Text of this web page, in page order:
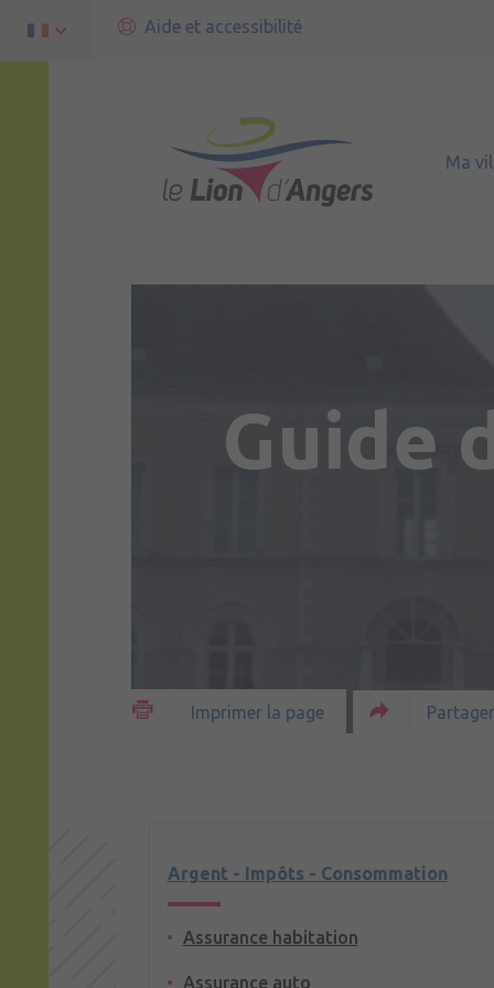
Aide et accessibilité
Ma
Guide
Imprimer la page
Argent - Impôts - Consommation
Assurance habitation
Assurance auto